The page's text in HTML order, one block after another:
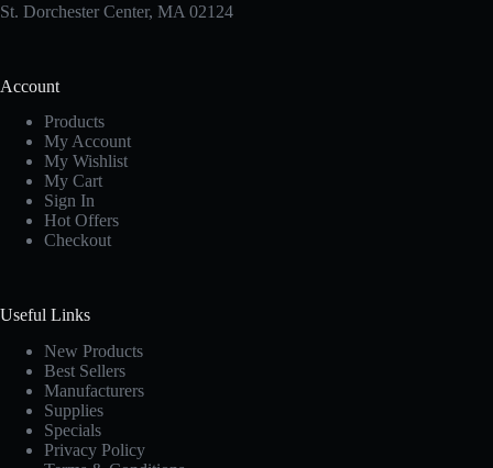
St. Dorchester Center, MA 02124
Account
Products
My Account
My Wishlist
My Cart
Sign In
Hot Offers
Checkout
Useful Links
New Products
Best Sellers
Manufacturers
Supplies
Specials
Privacy Policy